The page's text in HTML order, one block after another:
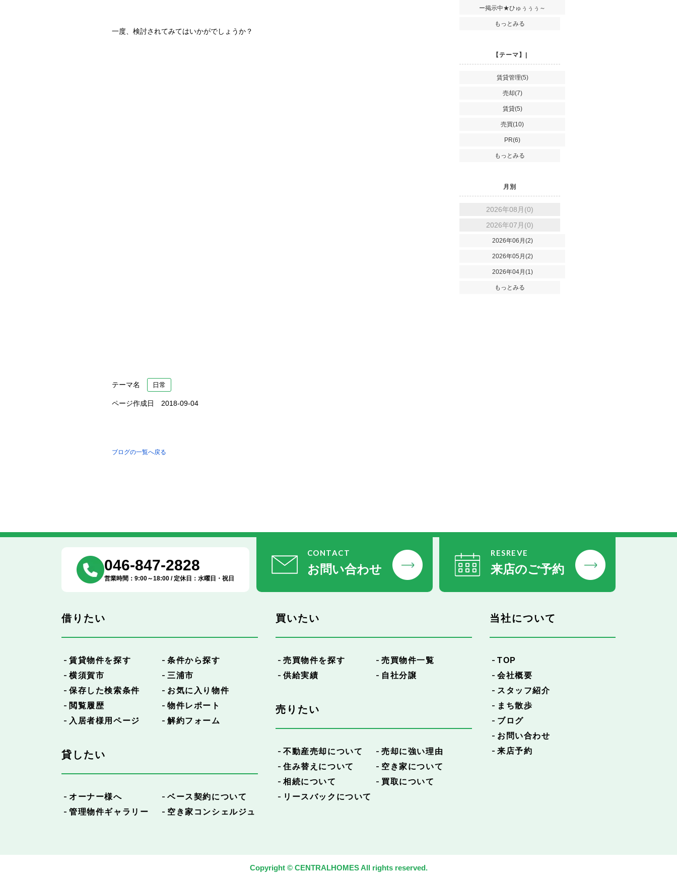
一度、検討されてみてはいかがでしょうか？
テーマ名 日常
ページ作成日 2018-09-04
ー掲示中★ひゅぅぅぅ～
もっとみる
【テーマ】|
賃貸管理(5)
売却(7)
賃貸(5)
売買(10)
PR(6)
もっとみる
月別
2026年08月(0)
2026年07月(0)
2026年06月(2)
2026年05月(2)
2026年04月(1)
もっとみる
ブログの一覧へ戻る
046-847-2828
営業時間：9:00～18:00 / 定休日：水曜日・祝日
CONTACT
お問い合わせ
RESREVE
来店のご予約
借りたい
賃貸物件を探す
条件から探す
横須賀市
三浦市
保存した検索条件
お気に入り物件
閲覧履歴
物件レポート
入居者様用ページ
解約フォーム
貸したい
オーナー様へ
ベース契約について
管理物件ギャラリー
空き家コンシェルジュ
買いたい
売買物件を探す
売買物件一覧
供給実績
自社分譲
売りたい
不動産売却について
売却に強い理由
住み替えについて
空き家について
相続について
買取について
リースバックについて
当社について
TOP
会社概要
スタッフ紹介
まち散歩
ブログ
お問い合わせ
来店予約
Copyright © CENTRALHOMES All rights reserved.